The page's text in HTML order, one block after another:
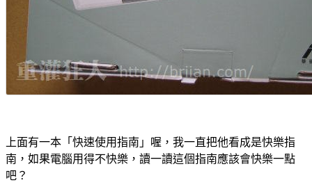
上面有一本「快速使用指南」喔，我一直把他看成是快樂指
南，如果電腦用得不快樂，讀一讀這個指南應該會快樂一點
吧？